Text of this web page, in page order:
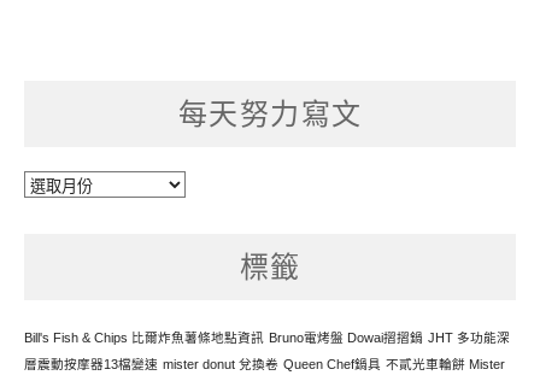
每天努力寫文
每
標籤
Bill's Fish & Chips 比爾炸魚薯條地點資訊 Bruno電烤盤 Dowai摺摺鍋 JHT 多功能深
層震動按摩器13檔變速 mister donut 兌換卷 Queen Chef鍋具 不貳光車輪餅 Mister